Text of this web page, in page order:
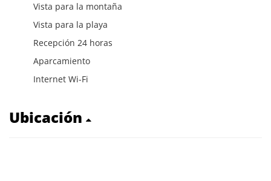
Vista para la montaña
Vista para la playa
Recepción 24 horas
Aparcamiento
Internet Wi-Fi
Ubicación